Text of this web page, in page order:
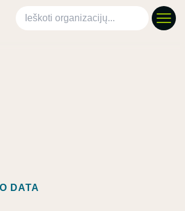
Ieškoti organizacijų
DATA